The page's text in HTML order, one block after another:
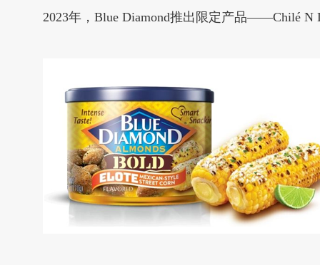
2023年，Blue Diamond推出限定产品——Chilé